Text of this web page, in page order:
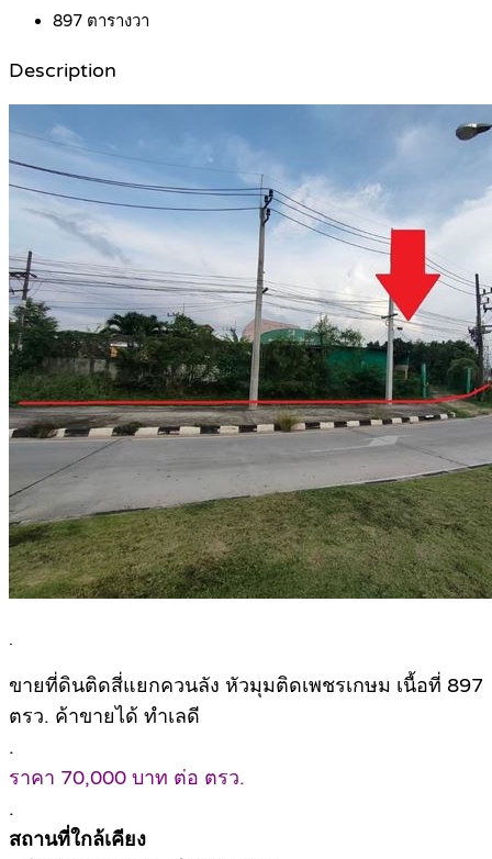
897 ตารางวา
Description
.
ขายที่ดินติดสี่แยกควนลัง หัวมุมติดเพชรเกษม เนื้อที่ 897
ตรว. ค้าขายได้ ทำเลดี
.
ราคา 70,000 บาท ต่อ ตรว.
.
สถานที่ใกล้เคียง